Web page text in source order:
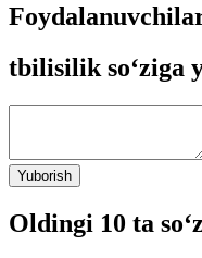
tbilisilik so‘ziga
Yuborish
Oldingi 10 ta so‘z